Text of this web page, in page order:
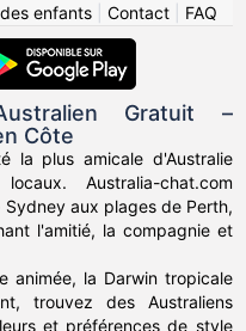
enfants| Contact| FAQ
Gratuit –
Côte
la plus amicale d'Australie
Australia-chat.com
aux plages de Perth,
l'amitié, la compagnie et
animée, la Darwin tropicale
trouvez des Australiens
et préférences de style